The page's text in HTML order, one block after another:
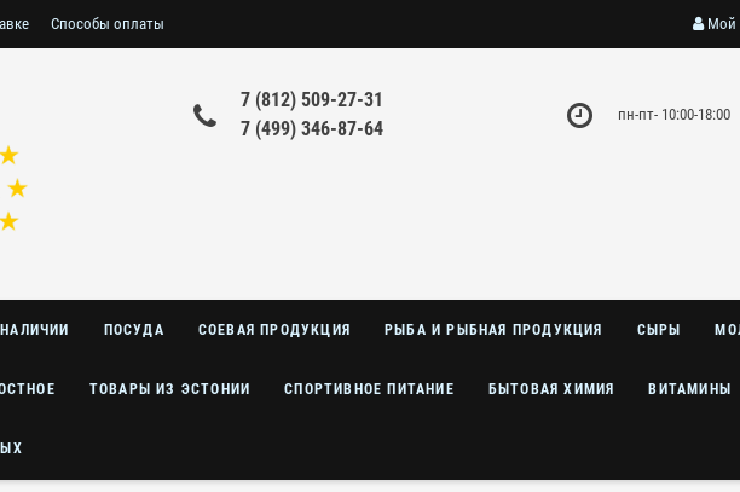
Способы оплаты Мой
7 (812) 509-27-31
7 (499) 346-87-64
пн-пт- 10:00-18:00
ПОСУДА СОЕВАЯ ПРОДУКЦИЯ РЫБА И РЫБНАЯ ПРОДУКЦИЯ СЫРЫ
ТОВАРЫ ИЗ ЭСТОНИИ СПОРТИВНОЕ ПИТАНИЕ БЫТОВАЯ ХИМИЯ ВИТАМИНЫ